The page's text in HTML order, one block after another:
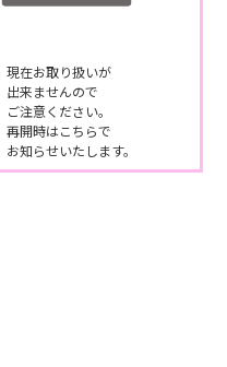
現在お取り扱いが
出来ませんので
ご注意ください。
再開時はこちらで
お知らせいたします。